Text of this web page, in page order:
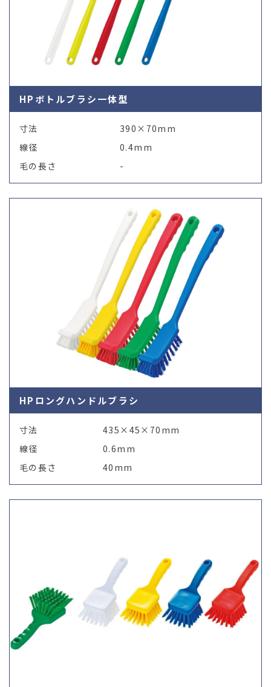
HPボトルブラシ一体型
寸法
390×70mm
線径
0.4mm
毛の長さ
-
HPロングハンドルブラシ
寸法
435×45×70mm
線径
0.6mm
毛の長さ
40mm